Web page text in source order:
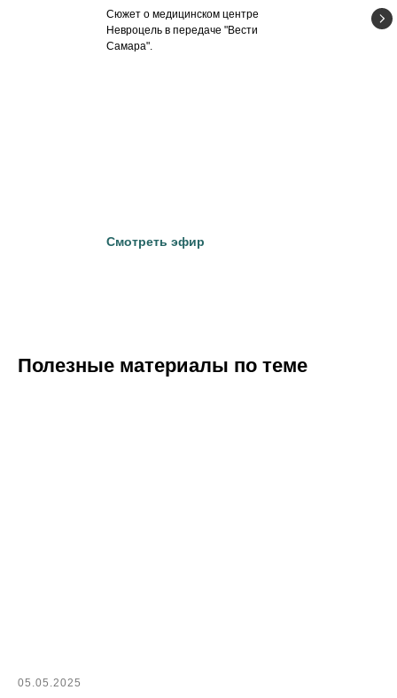
Сюжет о медицинском центре
Невроцель в передаче "Вести
Самара".
Смотреть эфир
Полезные материалы по теме
05.05.2025